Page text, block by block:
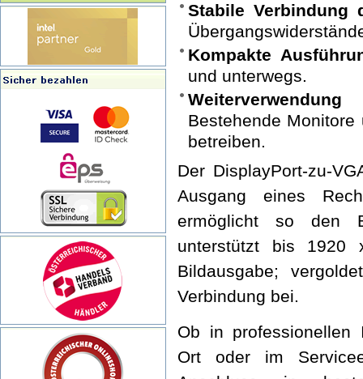
Stabile Verbindung
Kompakte
und unterwegs.
Bestehende
betreiben.
Der DisplayPort-zu-
Ausgang eines
ermöglicht so den
unterstützt bis
Bildausgabe;
Verbindung bei.
Ob in professionellen
Ort oder im